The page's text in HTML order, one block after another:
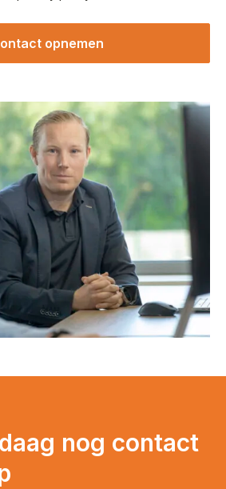
opnemen
nog contact